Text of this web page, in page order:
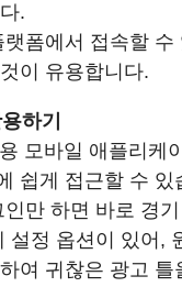
.
폼에서 접속할 수
이 유용합니다.
하기
모바일 애플리케
쉽게 접근할 수 있
만 하면 바로 경
설정 옵션이 있어,
여 귀찮은 광고 틀